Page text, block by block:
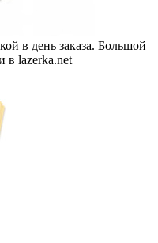
в день заказа. Большой
в lazerka.net